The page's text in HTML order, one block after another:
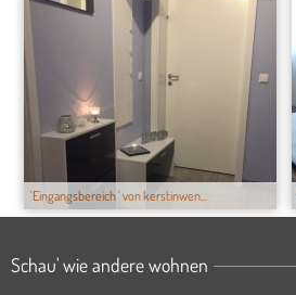
'Eingangsbereich ' von kerstinwen...
Schau' wie andere wohnen